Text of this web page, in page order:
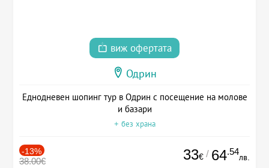
виж офертата
Одрин
Еднодневен шопинг тур в Одрин с посещение на молове
и базари
+ без храна
-13%
38.00€ 33€ / 64.54
лв.